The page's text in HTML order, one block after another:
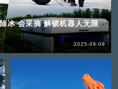
冰 会采摘 解锁机器人无限
2025-09-09